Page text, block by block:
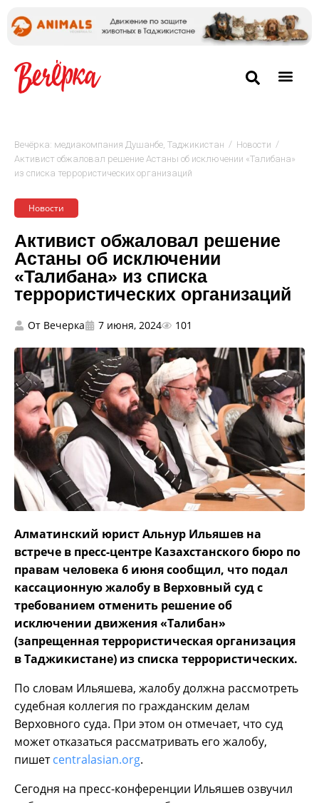
Вечёрка: медиакомпания Душанбе, Таджикистан / Новости /
Активист обжаловал решение Астаны об исключении «Талибана»
из списка террористических организаций
Новости
Активист обжаловал решение
Астаны об исключении
«Талибана» из списка
террористических организаций
От Вечерка 7 июня, 2024 101
Алматинский юрист Альнур Ильяшев на
встрече в пресс-центре Казахстанского бюро по
правам человека 6 июня сообщил, что подал
кассационную жалобу в Верховный суд с
требованием отменить решение об
исключении движения «Талибан»
(запрещенная террористическая организация
в Таджикистане) из списка террористических.
По словам Ильяшева, жалобу должна рассмотреть
судебная коллегия по гражданским делам
Верховного суда. При этом он отмечает, что суд
может отказаться рассматривать его жалобу,
пишетcentralasian.org.
Сегодня на пресс-конференции Ильяшев озвучил